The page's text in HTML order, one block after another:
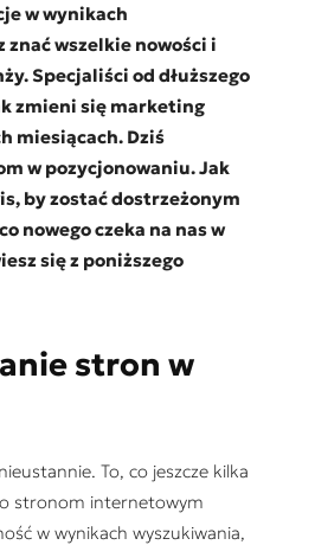
w wynikach
wszelkie nowości i
Specjaliści od dłuższego
zmieni się marketing
miesiącach. Dziś
w pozycjonowaniu. Jak
by zostać dostrzeżonym
nowego czeka na nas w
się z poniższego
stron w
To, co jeszcze kilka
stronom internetowym
w wynikach wyszukiwania,